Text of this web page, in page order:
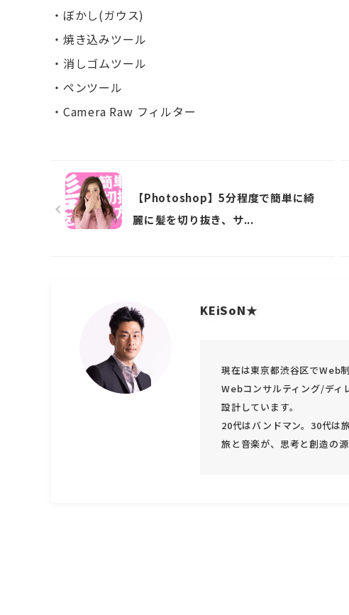
・ぼかし(ガウス)
・焼き込みツール
・消しゴムツール
・ペンツール
・Camera Raw フィルター
【Photoshop】5分程度で簡単に綺
麗に髪を切り抜き、サ...
KEiSoN★
現在は東京都渋谷区でWeb
Webコンサルティング/ディ
設計しています。
20代はバンドマン。30代は
旅と音楽が、思考と創造の源